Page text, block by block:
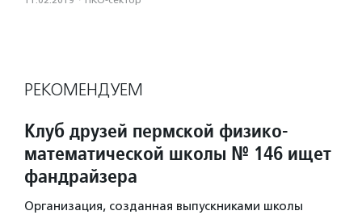
РЕКОМЕНДУЕМ
Клуб друзей пермской физико-
математической школы № 146 ищет
фандрайзера
Организация, созданная выпускниками школы